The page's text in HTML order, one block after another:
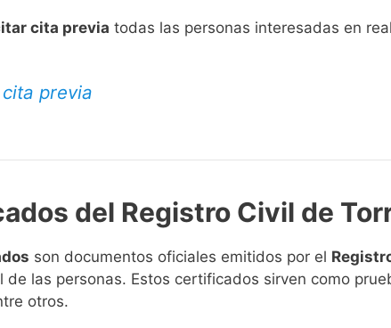
cita previa todas las personas interesadas en
previa
del Registro Civil de
son documentos oficiales emitidos por el
de las personas. Estos certificados sirven como
otros.